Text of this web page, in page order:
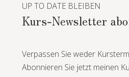
UP TO DATE BLEIBEN
Kurs-Newsletter
Verpassen Sie weder
Abonnieren Sie jetzt meinen